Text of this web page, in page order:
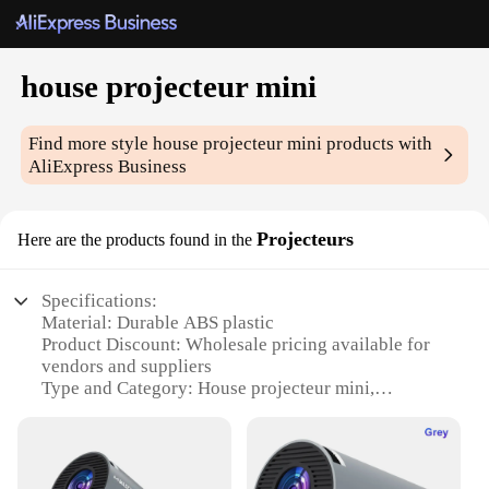
house projecteur mini
Find more stylehouse projecteur mini products with
AliExpress Business
Here are the products found in the Projecteurs
Specifications:
Material: Durable ABS plastic
Product Discount: Wholesale pricing available for
vendors and suppliers
Type and Category: House projecteur mini,
Design and Style: Sleek and modern design with a
compact form factor
Usage and Purpose: Ideal for creating a cozy